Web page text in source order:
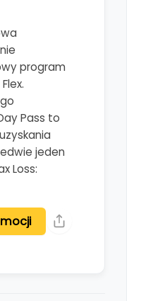
program
Pass to
jeden
Loss: